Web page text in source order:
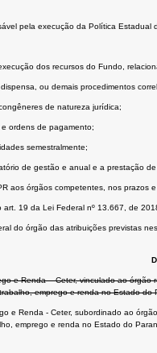
pela execução da Política
dos recursos do Fundo,
ou demais procedimentos
de natureza jurídica;
ordens de pagamento;
semestralmente;
de gestão e anual e a prestação
aos órgãos competentes, nos prazos
19 da Lei Federal nº 13.667, de
do órgão das atribuições previstas
e Renda – Ceter, vinculado ao
emprego e renda no Estado do
e Renda - Ceter, subordinado ao
emprego e renda no Estado do